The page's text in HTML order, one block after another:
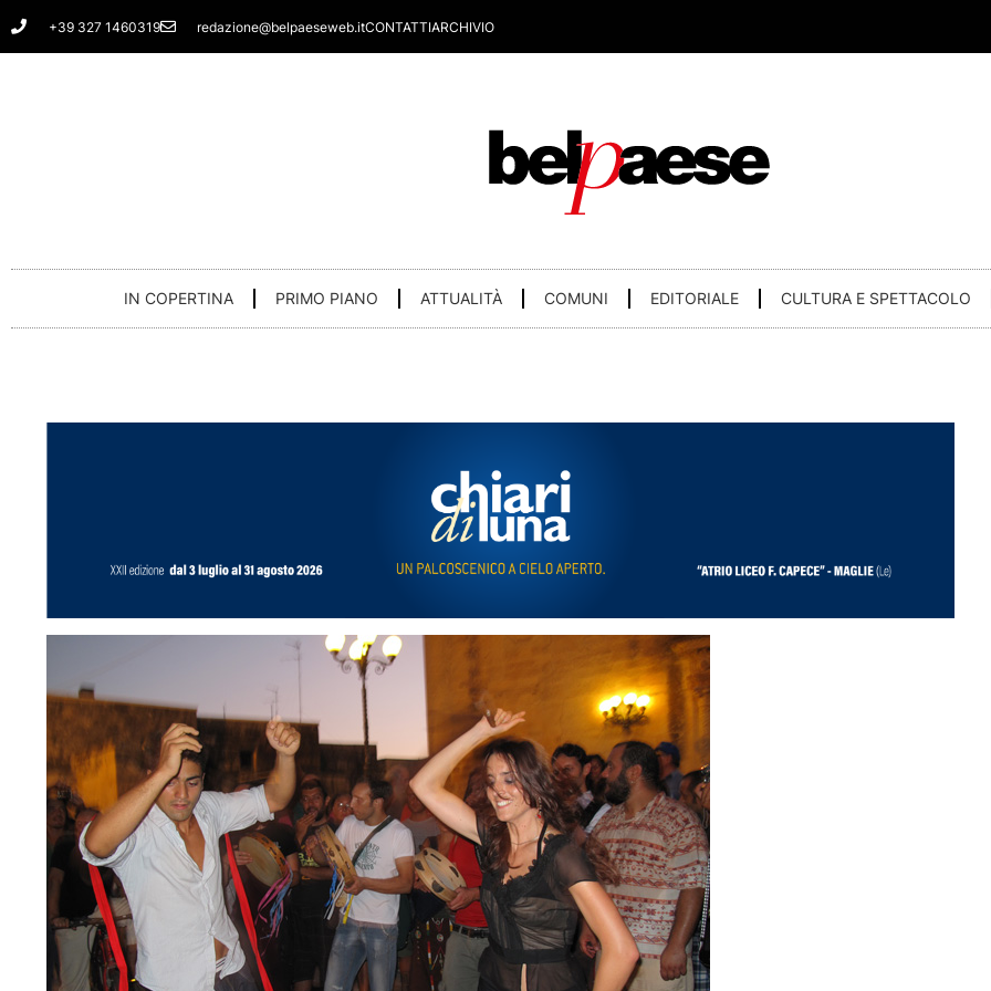
Vai
al
+39 327 1460319 redazione@belpaeseweb.itCONTATTIARCHIVIO
IN COPERTINA PRIMO PIANO ATTUALITÀ COMUNI EDITORIALE CULTURA E SPETTACOLO